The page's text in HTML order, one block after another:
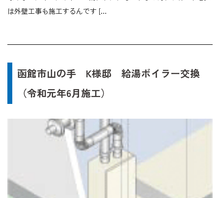
は外壁工事も施工するんです […
函館市山の手 K様邸 給湯ボイラー交換
（令和元年6月施工）